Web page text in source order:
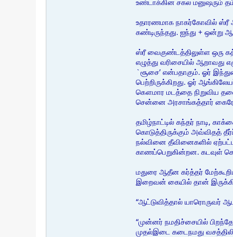
உண்டாக்கின சகல மனுஷரும்
உதாரணமாக நாகர்கோவில் ஸ்ரீ
கண்டிருந்தது. ஐந்து +
ஸ்ரீ வைகுண்டத்திலுள்ள ஒரு
எழுத்து வரிசையில்
`சூசை’ என்பதாகும். ஓர்
பெற்றிருக்கிறது. ஓர்
கௌமார மடத்தை நிறுவிய
சென்னை அரசாங்கத்தார்
தமிழ்நாட்டில் கந்தர் நாடி,
கொடுத்திருக்கும் அவ்விதத்
நல்வினை தீவினைகளில் ஏற்பட்ட
காணப்பெறுகின்றன. கடவுள்
மதுரை ஆதீன கர்த்தர் மேற்கூறிய
இறைவன் கையில் தான்
“ஆட்டுவித்தால் யாரொருவர்
“முன்னர் நமதிச்சையில்
முதல்இடை கடைநமது